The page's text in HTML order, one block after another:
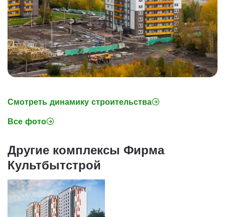
Смотреть динамику строительства
Все фото
Другие комплексы Фирма
Культбытстрой